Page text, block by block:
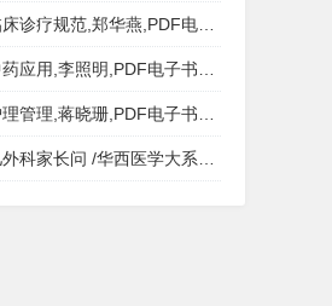
,郑华燕,PDF电子书下载,188MB,网盘资源
照明,PDF电子书下载,202MB,网盘资源
晓珊,PDF电子书下载,223MB,网盘资源
西医学大系?医学科普,PDF电子书网盘下载